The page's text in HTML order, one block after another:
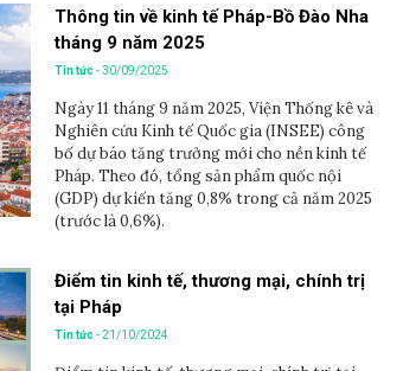
Thông tin về kinh tế Pháp-Bồ Đào Nha
tháng 9 năm 2025
Tin tức- 30/09/2025
Ngày 11 tháng 9 năm 2025, Viện Thống kê và
Nghiên cứu Kinh tế Quốc gia (INSEE) công
bố dự báo tăng trưởng mới cho nền kinh tế
Pháp. Theo đó, tổng sản phẩm quốc nội
(GDP) dự kiến tăng 0,8% trong cả năm 2025
(trước là 0,6%).
Điểm tin kinh tế, thương mại, chính trị
tại Pháp
Tin tức- 21/10/2024